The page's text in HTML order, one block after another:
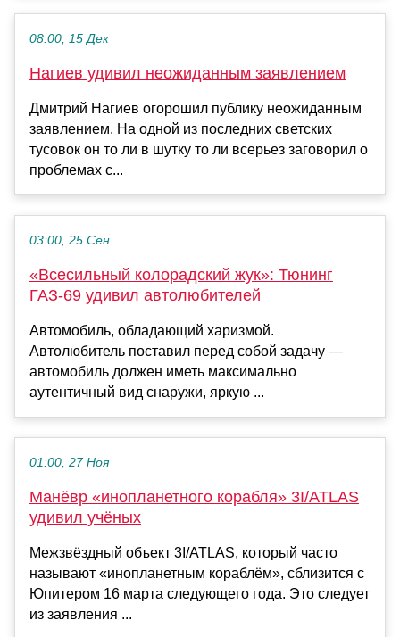
08:00, 15 Дек
Нагиев удивил неожиданным заявлением
Дмитрий Нагиев огорошил публику неожиданным
заявлением. На одной из последних светских
тусовок он то ли в шутку то ли всерьез заговорил о
проблемах с...
03:00, 25 Сен
«Всесильный колорадский жук»: Тюнинг
ГАЗ-69 удивил автолюбителей
Автомобиль, обладающий харизмой.
Автолюбитель поставил перед собой задачу —
автомобиль должен иметь максимально
аутентичный вид снаружи, яркую ...
01:00, 27 Ноя
Манёвр «инопланетного корабля» 3I/ATLAS
удивил учёных
Межзвёздный объект 3I/ATLAS, который часто
называют «инопланетным кораблём», сблизится с
Юпитером 16 марта следующего года. Это следует
из заявления ...